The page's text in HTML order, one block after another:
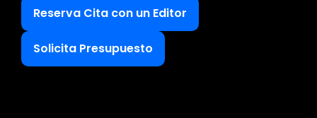
Reserva Cita con un Editor
Solicita Presupuesto